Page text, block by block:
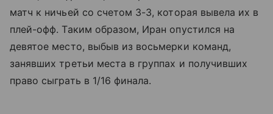
матч к ничьей со счетом 3-3, которая вывела их в
плей-офф. Таким образом, Иран опустился на
девятое место, выбыв из восьмерки команд,
занявших третьи места в группах и получивших
право сыграть в 1/16 финала.